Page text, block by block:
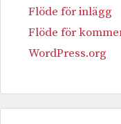
Flöde för inlägg
Flöde för
WordPress.org